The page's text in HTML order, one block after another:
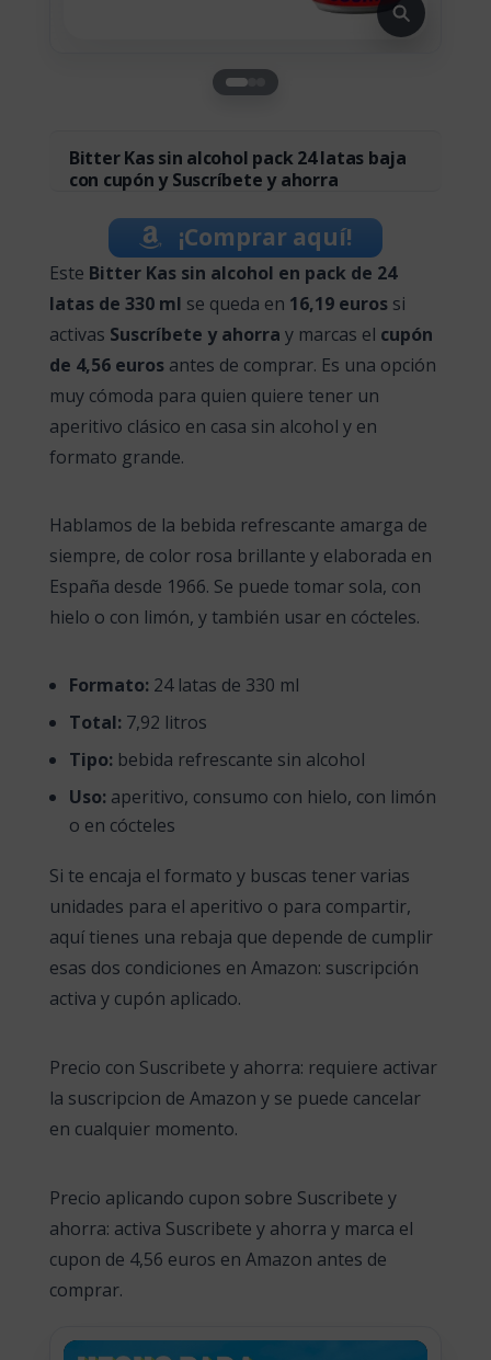
Bitter Kas sin alcohol pack 24 latas baja
con cupón y Suscríbete y ahorra
¡Comprar aquí!
Este Bitter Kas sin alcohol en pack de 24
latas de 330 ml se queda en 16,19 eurossi
activas Suscríbete y ahorra y marcas el cupón
de 4,56 eurosantes de comprar. Es una opción
muy cómoda para quien quiere tener un
aperitivo clásico en casa sin alcohol y en
formato grande.
Hablamos de la bebida refrescante amarga de
siempre, de color rosa brillante y elaborada en
España desde 1966. Se puede tomar sola, con
hielo o con limón, y también usar en cócteles.
Formato: 24 latas de 330 ml
Total: 7,92 litros
Tipo: bebida refrescante sin alcohol
Uso: aperitivo, consumo con hielo, con limón
o en cócteles
Si te encaja el formato y buscas tener varias
unidades para el aperitivo o para compartir,
aquí tienes una rebaja que depende de cumplir
esas dos condiciones en Amazon: suscripción
activa y cupón aplicado.
Precio con Suscribete y ahorra: requiere activar
la suscripcion de Amazon y se puede cancelar
en cualquier momento.
Precio aplicando cupon sobre Suscribete y
ahorra: activa Suscribete y ahorra y marca el
cupon de 4,56 euros en Amazon antes de
comprar.